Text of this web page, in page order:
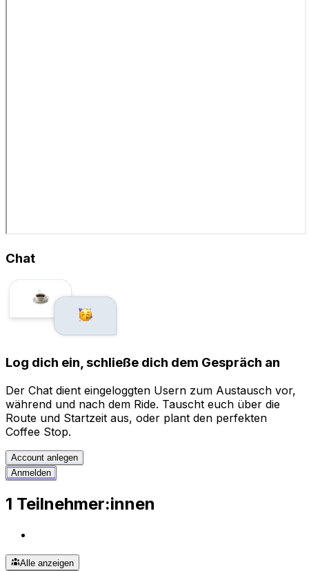
Chat
Log dich ein, schließe dich dem Gespräch an
Der Chat dient eingeloggten Usern zum Austausch vor,
während und nach dem Ride. Tauscht euch über die
Route und Startzeit aus, oder plant den perfekten
Coffee Stop.
Account anlegen
Anmelden
1 Teilnehmer:innen
Alle anzeigen